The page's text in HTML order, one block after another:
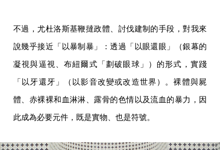
不過，尤杜洛斯基鞭撻政體、討伐建制的手段，對我來
說幾乎接近「以暴制暴」：透過「以眼還眼」（銀幕的
凝視與逼視、布紐爾式「劃破眼球」）的形式，實踐
「以牙還牙」（以影音改變或改造世界）。裸體與屍
體、赤裸裸和血淋淋、露骨的色情以及流血的暴力，因
此成為必要元件，既是實物、也是符號。